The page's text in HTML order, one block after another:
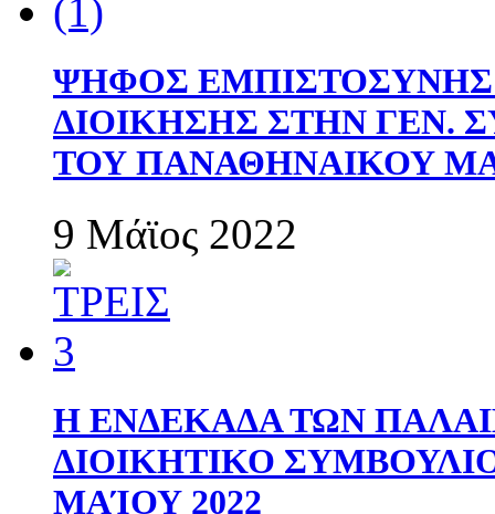
ΨΗΦΟΣ
ΔΙΟΙΚΗΣΗΣ ΣΤΗΝ ΓΕΝ.
ΤΟΥ ΠΑΝΑΘΗΝΑΙΚΟΥ
9 Μάϊος 2022
Η ΕΝΔΕΚΑΔΑ ΤΩΝ
ΔΙΟΙΚΗΤΙΚΟ
ΜΑΊΟΥ 2022